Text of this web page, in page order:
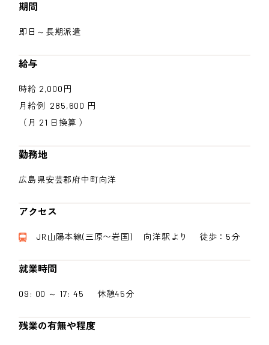
期間
即日～長期派遣
給与
時給 2,000円
月給例 285,600 円
（月 21 日換算 ）
勤務地
広島県安芸郡府中町向洋
アクセス
JR山陽本線(三原〜岩国) 向洋駅より 徒歩：5分
就業時間
09: 00 ～ 17: 45 休憩45分
残業の有無や程度